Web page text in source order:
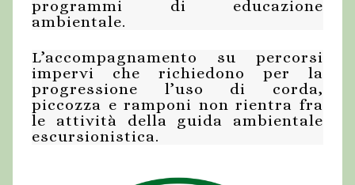
programmi di educazione
ambientale.
L’accompagnamento su percorsi
impervi che richiedono per la
progressione l’uso di corda,
piccozza e ramponi non rientra fra
le attività della guida ambientale
escursionistica.